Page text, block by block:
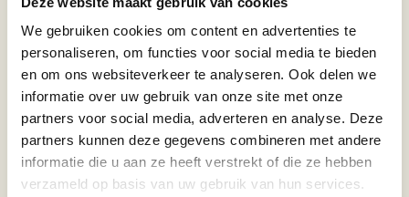
We gebruiken cookies om content en advertenties te
personaliseren, om functies voor social media te bieden
en om ons websiteverkeer te analyseren. Ook delen we
informatie over uw gebruik van onze site met onze
partners voor social media, adverteren en analyse. Deze
partners kunnen deze gegevens combineren met andere
informatie die u aan ze heeft verstrekt of die ze hebben
verzameld op basis van uw gebruik van hun services.
PROJECT